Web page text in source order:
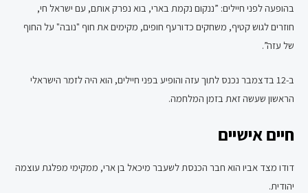
בהופעה לפני חיילים: ”ננקום נקמת בארי, בוא נפרק אותם, עם ישראל חי,
חוזרים לגוש קטיף, משחקים כדורעף חופים, מקימים את חוף "נובה" על החוף
של עזה”.
ב-12 בדצמבר נכנס לתוך עזה והופיע בפני חיילים, הוא היה לזמר הישראלי
הראשון שעשה זאת בזמן המלחמה.
חיים אישיים
דודו מצד אביו הוא חבר הכנסת לשעבר מיכאל בן ארי, ממקימי מפלגת עוצמה
יהודית.